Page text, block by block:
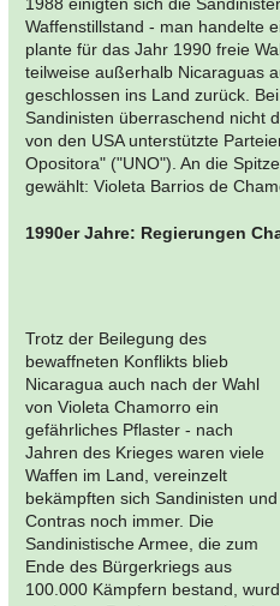
1988 einigten sich die
Waffenstillstand - man handelte
plante für das Jahr 1990 freie
teilweise außerhalb Nicaraguas
geschlossen ins Land zurück.
Sandinisten überraschend nicht
von den USA unterstützte
Opositora" ("UNO"). An die
gewählt: Violeta Barrios de
1990er Jahre: Regierungen
Trotz der Beilegung des
bewaffneten Konflikts blieb
Nicaragua auch nach der Wahl
von Violeta Chamorro ein
gefährliches Pflaster - nach
Jahren des Krieges waren viele
Waffen im Land, vereinzelt
bekämpften sich Sandinisten und
Contras noch immer. Die
Sandinistische Armee, die zum
Ende des Bürgerkriegs aus
100.000 Kämpfern bestand,